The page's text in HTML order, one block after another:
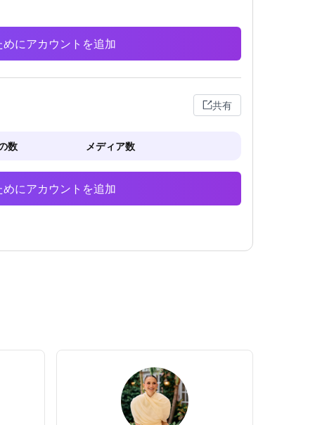
にアカウントを追加
共有
数 メディア数
にアカウントを追加